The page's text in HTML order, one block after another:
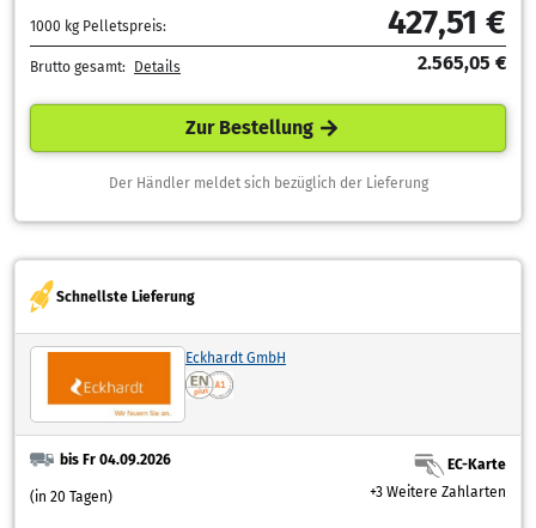
1000 kg Pelletspreis: 427,51 €
Brutto gesamt: Details 2.565,05 €
Zur Bestellung
Der Händler meldet sich bezüglich der Lieferung
Schnellste Lieferung
Eckhardt GmbH
bis Fr 04.09.2026
(in 20 Tagen)
EC-Karte
+3 Weitere Zahlarten